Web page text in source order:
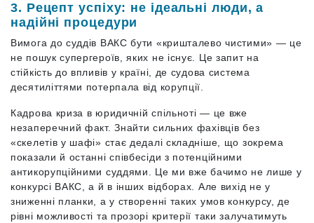
3. Рецепт успіху: не ідеальні люди, а
надійні процедури
Вимога до суддів ВАКС бути «кришталево чистими» — це
не пошук супергероїв, яких не існує. Це запит на
стійкість до впливів у країні, де судова система
десятиліттями потерпала від корупції.
Кадрова криза в юридичній спільноті — це вже
незаперечний факт. Знайти сильних фахівців без
«скелетів у шафі» стає дедалі складніше, що зокрема
показали й останні співбесіди з потенційними
антикорупційними суддями. Це ми вже бачимо не лише у
конкурсі ВАКС, а й в інших відборах. Але вихід не у
зниженні планки, а у створенні таких умов конкурсу, де
рівні можливості та прозорі критерії таки залучатимуть